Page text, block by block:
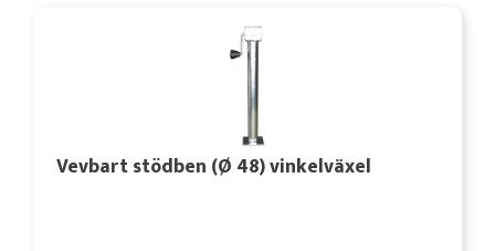
Vevbart stödben (Ø 48) vinkelväxel